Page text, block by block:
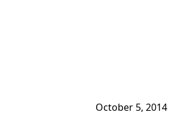
October 5, 2014